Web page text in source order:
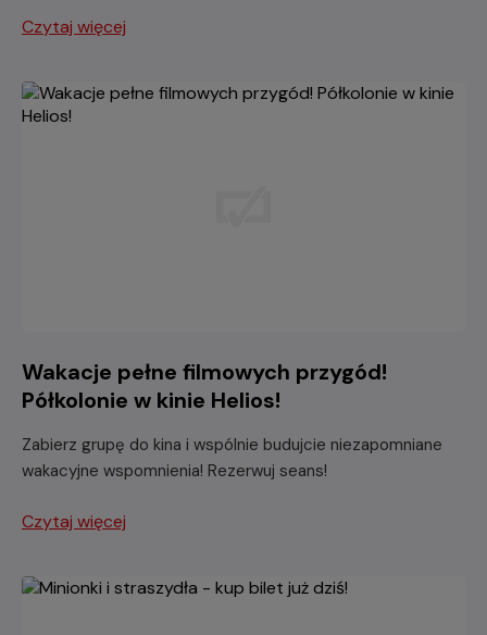
Czytaj więcej
Wakacje pełne filmowych przygód!
Półkolonie w kinie Helios!
Zabierz grupę do kina i wspólnie budujcie niezapomniane
wakacyjne wspomnienia! Rezerwuj seans!
Czytaj więcej